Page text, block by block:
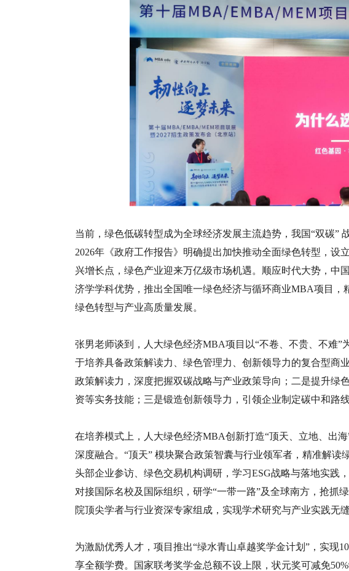
当前，绿色低碳转型成为全球经济发展主流趋势，我国“双碳”
2026年《政府工作报告》明确提出加快推动全面绿色转型，设
兴增长点，绿色产业迎来万亿级市场机遇。顺应时代大势，中
济学学科优势，推出全国唯一绿色经济与循环商业MBA项目
绿色转型与产业高质量发展。
张男老师谈到，人大绿色经济MBA项目以“不卷、不贵、不难”
于培养具备政策解读力、绿色管理力、创新领导力的复合型商
政策解读力，深度把握双碳战略与产业政策导向；二是提升绿
资等实务技能；三是锻造创新领导力，引领企业制定碳中和路
在培养模式上，人大绿色经济MBA创新打造“顶天、立地、出
深度融合。“顶天” 模块聚合政策智囊与行业领军者，精准解读
头部企业参访、绿色交易机构调研，学习ESG战略与落地实践
对接国际名校及国际组织，研学“一带一路”及全球南方，抢抓
院顶尖学者与行业资深专家组成，实现学术研究与产业实践无缝
为激励优秀人才，项目推出“绿水青山卓越奖学金计划”，实现
享全额学费。国家联考奖学金总额不设上限，状元奖可减免